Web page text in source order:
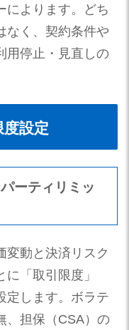
によります。どち
なく、契約条件や
用停止・見直しの
設定
ーティリミッ
変動と決済リスク
「取引限度」
定します。ボラテ
、担保（CSA）の